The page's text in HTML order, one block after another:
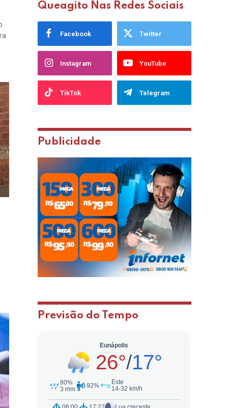
Queagito Nas Redes Sociais
Facebook Twitter
Instagram YouTube
TikTok Telegram
Publicidade
Previsão do Tempo